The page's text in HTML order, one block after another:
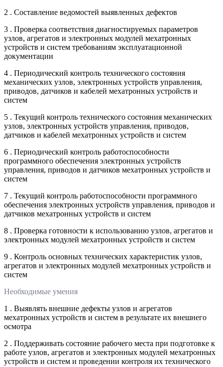
2 . Составление ведомостей выявленных дефектов
3 . Проверка соответствия диагностируемых параметров
узлов, агрегатов и электронных модулей мехатронных
устройств и систем требованиям эксплуатационной
документации
4 . Периодический контроль технического состояния
механических узлов, электронных устройств управления,
приводов, датчиков и кабелей мехатронных устройств и
систем
5 . Текущий контроль технического состояния механических
узлов, электронных устройств управления, приводов,
датчиков и кабелей мехатронных устройств и систем
6 . Периодический контроль работоспособности
программного обеспечения электронных устройств
управления, приводов и датчиков мехатронных устройств и
систем
7 . Текущий контроль работоспособности программного
обеспечения электронных устройств управления, приводов и
датчиков мехатронных устройств и систем
8 . Проверка готовности к использованию узлов, агрегатов и
электронных модулей мехатронных устройств и систем
9 . Контроль основных технических характеристик узлов,
агрегатов и электронных модулей мехатронных устройств и
систем
Необходимые умения
1 . Выявлять внешние дефекты узлов и агрегатов
мехатронных устройств и систем в результате их внешнего
осмотра
2 . Поддерживать состояние рабочего места при подготовке к
работе узлов, агрегатов и электронных модулей мехатронных
устройств и систем и проведении контроля их технического